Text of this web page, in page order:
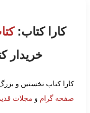
کارا کتاب:
خریدار
کارا کتاب نخستین و
صفحه گرام و مجلات